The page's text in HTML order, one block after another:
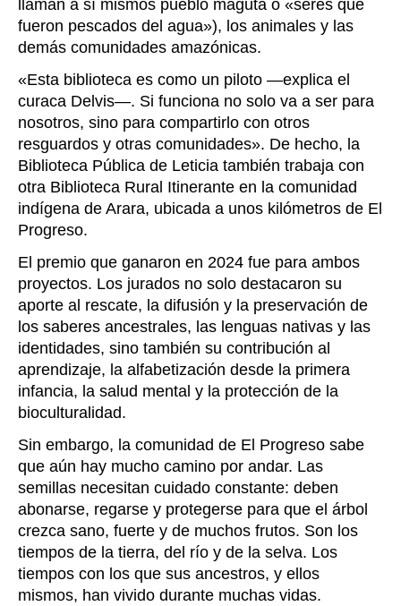
llaman a sí mismos pueblo maguta o «seres que
fueron pescados del agua»), los animales y las
demás comunidades amazónicas.
«Esta biblioteca es como un piloto —explica el
curaca Delvis—. Si funciona no solo va a ser para
nosotros, sino para compartirlo con otros
resguardos y otras comunidades». De hecho, la
Biblioteca Pública de Leticia también trabaja con
otra Biblioteca Rural Itinerante en la comunidad
indígena de Arara, ubicada a unos kilómetros de El
Progreso.
El premio que ganaron en 2024 fue para ambos
proyectos. Los jurados no solo destacaron su
aporte al rescate, la difusión y la preservación de
los saberes ancestrales, las lenguas nativas y las
identidades, sino también su contribución al
aprendizaje, la alfabetización desde la primera
infancia, la salud mental y la protección de la
bioculturalidad.
Sin embargo, la comunidad de El Progreso sabe
que aún hay mucho camino por andar. Las
semillas necesitan cuidado constante: deben
abonarse, regarse y protegerse para que el árbol
crezca sano, fuerte y de muchos frutos. Son los
tiempos de la tierra, del río y de la selva. Los
tiempos con los que sus ancestros, y ellos
mismos, han vivido durante muchas vidas.